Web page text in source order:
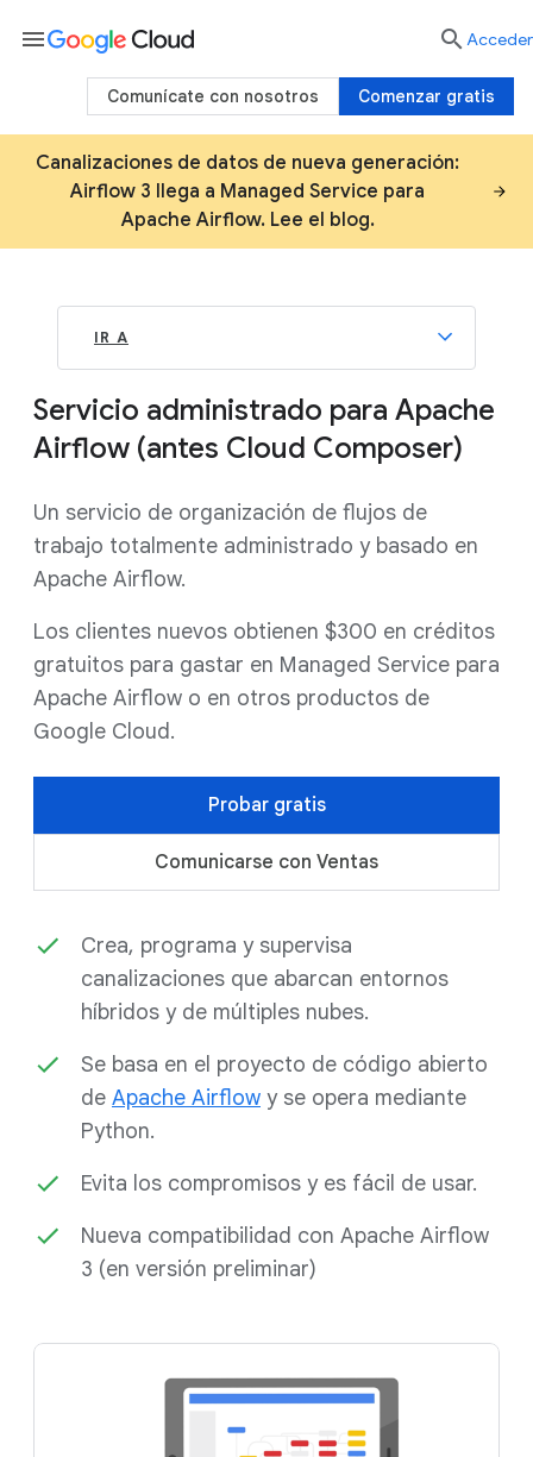
Canalizaciones de datos de nueva generación:
Airflow 3 llega a Managed Service para
Apache Airflow. Lee el blog.
IR A
Servicio administrado para Apache
Airflow (antes Cloud Composer)
Un servicio de organización de flujos de
trabajo totalmente administrado y basado en
Apache Airflow.
Los clientes nuevos obtienen $300 en créditos
gratuitos para gastar en Managed Service para
Apache Airflow o en otros productos de
Google Cloud.
Probar gratis
Comunicarse con Ventas
Crea, programa y supervisa
canalizaciones que abarcan entornos
híbridos y de múltiples nubes.
Se basa en el proyecto de código abierto
de Apache Airflow y se opera mediante
Python.
Evita los compromisos y es fácil de usar.
Nueva compatibilidad con Apache Airflow
3 (en versión preliminar)
menu  Acceder
Comenzar gratis
Comunícate con nosotros